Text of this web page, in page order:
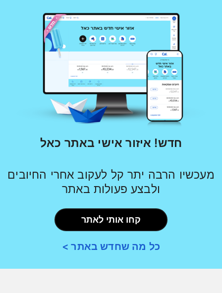
חדש! איזור אישי באתר כאל
מעכשיו הרבה יתר קל לעקוב אחרי החיובים
ולבצע פעולות באתר
קחו אותי לאתר
כל מה שחדש באתר >